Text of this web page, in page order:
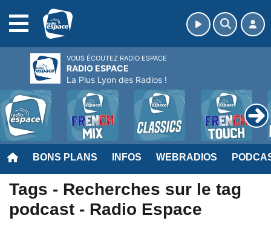
BONS PLANS INFOS WEBRADIOS
Tags - Recherches sur le tag
podcast - Radio Espace
VOUS ÉCOUTEZ RADIO ESPACE
RADIO ESPACE
La Plus Lyon des Radios !